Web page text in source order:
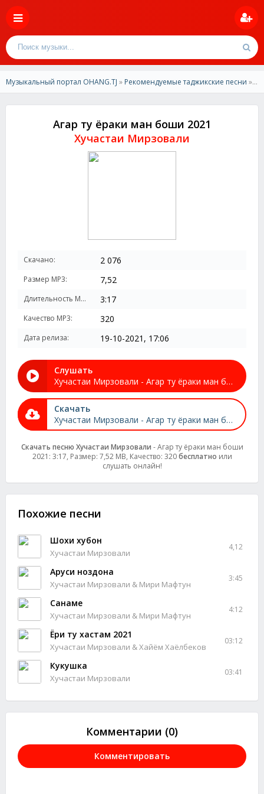
Музыкальный портал OHANG.TJ » Рекомендуемые таджикские песни » Хучастаи Мирзовали-Агар ту ёраки ман боши 2021
Агар ту ёраки ман боши 2021
Хучастаи Мирзовали
Скачано: 2 076
Размер MP3: 7,52
Длительность MP3: 3:17
Качество MP3: 320
Дата релиза: 19-10-2021, 17:06
Слушать
Хучастаи Мирзовали - Агар ту ёраки ман боши 2021
Скачать
Хучастаи Мирзовали - Агар ту ёраки ман боши 2021
Скачать песню Хучастаи Мирзовали - Агар ту ёраки ман боши
2021: 3:17, Размер: 7,52 MB, Качество: 320бесплатно или
слушать онлайн!
Похожие песни
Шохи хубон
Хучастаи Мирзовали
4,12
Аруси ноздона
Хучастаи Мирзовали & Мири Мафтун
3:45
Санаме
Хучастаи Мирзовали & Мири Мафтун
4:12
Ёри ту хастам 2021
Хучастаи Мирзовали & Хайём Хаёлбеков
03:12
Кукушка
Хучастаи Мирзовали
03:41
Комментарии (0)
Комментировать